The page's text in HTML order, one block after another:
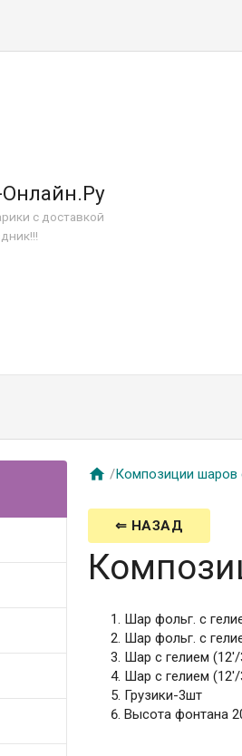
с доставкой
 /Композиции шаров
⇐ НАЗАД
Шар фольг. с
Шар фольг. с
Шар с гелием
Шар с гелием
Грузики-3шт
Высота фонтана